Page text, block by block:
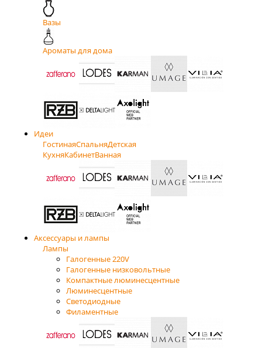
Вазы
Ароматы для дома
Идеи
ГостинаяСпальняДетская
КухняКабинетВанная
Аксессуары и лампы
Лампы
Галогенные 220V
Галогенные низковольтные
Компактные люминесцентные
Люминесцентные
Светодиодные
Филаментные